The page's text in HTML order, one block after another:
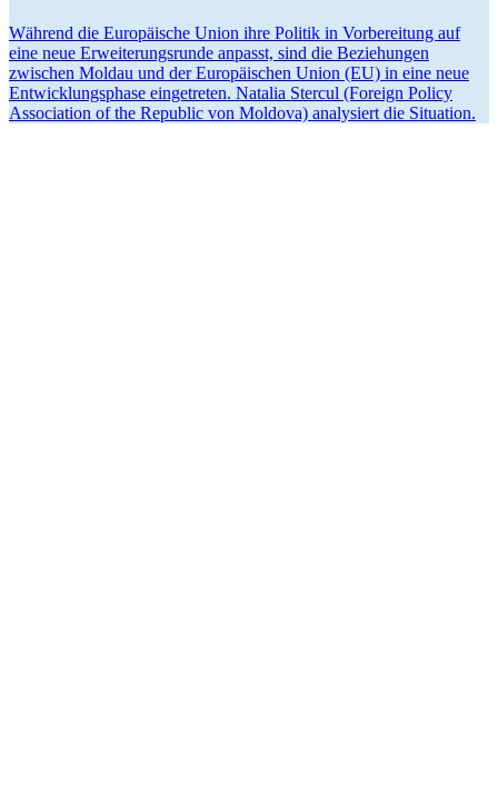
Während die Europäische Union ihre Politik in Vorbe­reitung auf
eine neue Erwei­te­rungs­runde anpasst, sind die Bezie­hungen
zwischen Moldau und der Europäi­schen Union (EU) in eine neue
Entwick­lungs­phase einge­treten. Natalia Stercul (Foreign Policy
Association of the Republic von Moldova) analy­siert die Situation.